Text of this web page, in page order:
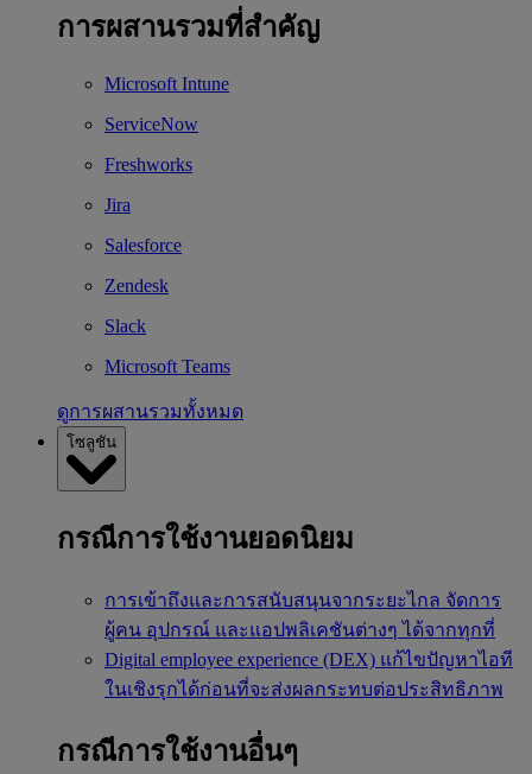
การผสานรวมที่สำคัญ
Microsoft Intune
ServiceNow
Freshworks
Jira
Salesforce
Zendesk
Slack
Microsoft Teams
ดูการผสานรวมทั้งหมด
โซลูชัน
กรณีการใช้งานยอดนิยม
การเข้าถึงและการสนับสนุนจากระยะไกล จัดการ
ผู้คน อุปกรณ์ และแอปพลิเคชันต่างๆ ได้จากทุกที่
Digital employee experience (DEX) แก้ไขปัญหาไอที
ในเชิงรุกได้ก่อนที่จะส่งผลกระทบต่อประสิทธิภาพ
กรณีการใช้งานอื่นๆ